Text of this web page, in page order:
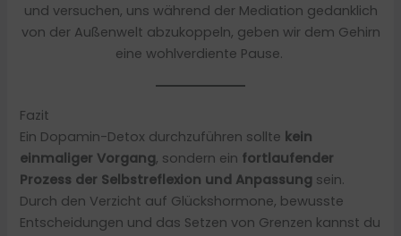
und versuchen, uns während der Mediation gedanklich
von der Außenwelt abzukoppeln, geben wir dem Gehirn
eine wohlverdiente Pause.
Fazit
Ein Dopamin-Detox durchzuführen sollte kein
einmaliger Vorgang, sondern ein fortlaufender
Prozess der Selbstreflexion und Anpassung sein.
Durch den Verzicht auf Glückshormone, bewusste
Entscheidungen und das Setzen von Grenzen kannst du